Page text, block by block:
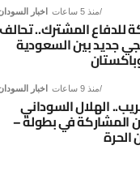
اخبار منذ 5 ساعات
للدفاع المشترك.. تحالف
جديد بين السعودية
اخبار منذ 9 ساعات
الهلال السوداني
المشاركة في بطولة –
الحرة